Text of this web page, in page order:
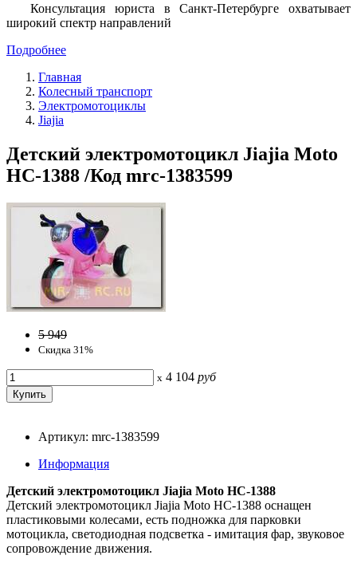
Консультация юриста в Санкт-Петербурге охватывает
широкий спектр направлений
Подробнее
Главная
Колесный транспорт
Электромотоциклы
Jiajia
Детский электромотоцикл Jiajia Moto
HC-1388 /Код mrc-1383599
5 949
Скидка 31%
x 4 104 руб
Артикул: mrc-1383599
Информация
Детский электромотоцикл Jiajia Moto HC-1388
Детский электромотоцикл Jiajia Moto HC-1388 оснащен
пластиковыми колесами, есть подножка для парковки
мотоцикла, светодиодная подсветка - имитация фар, звуковое
сопровождение движения.